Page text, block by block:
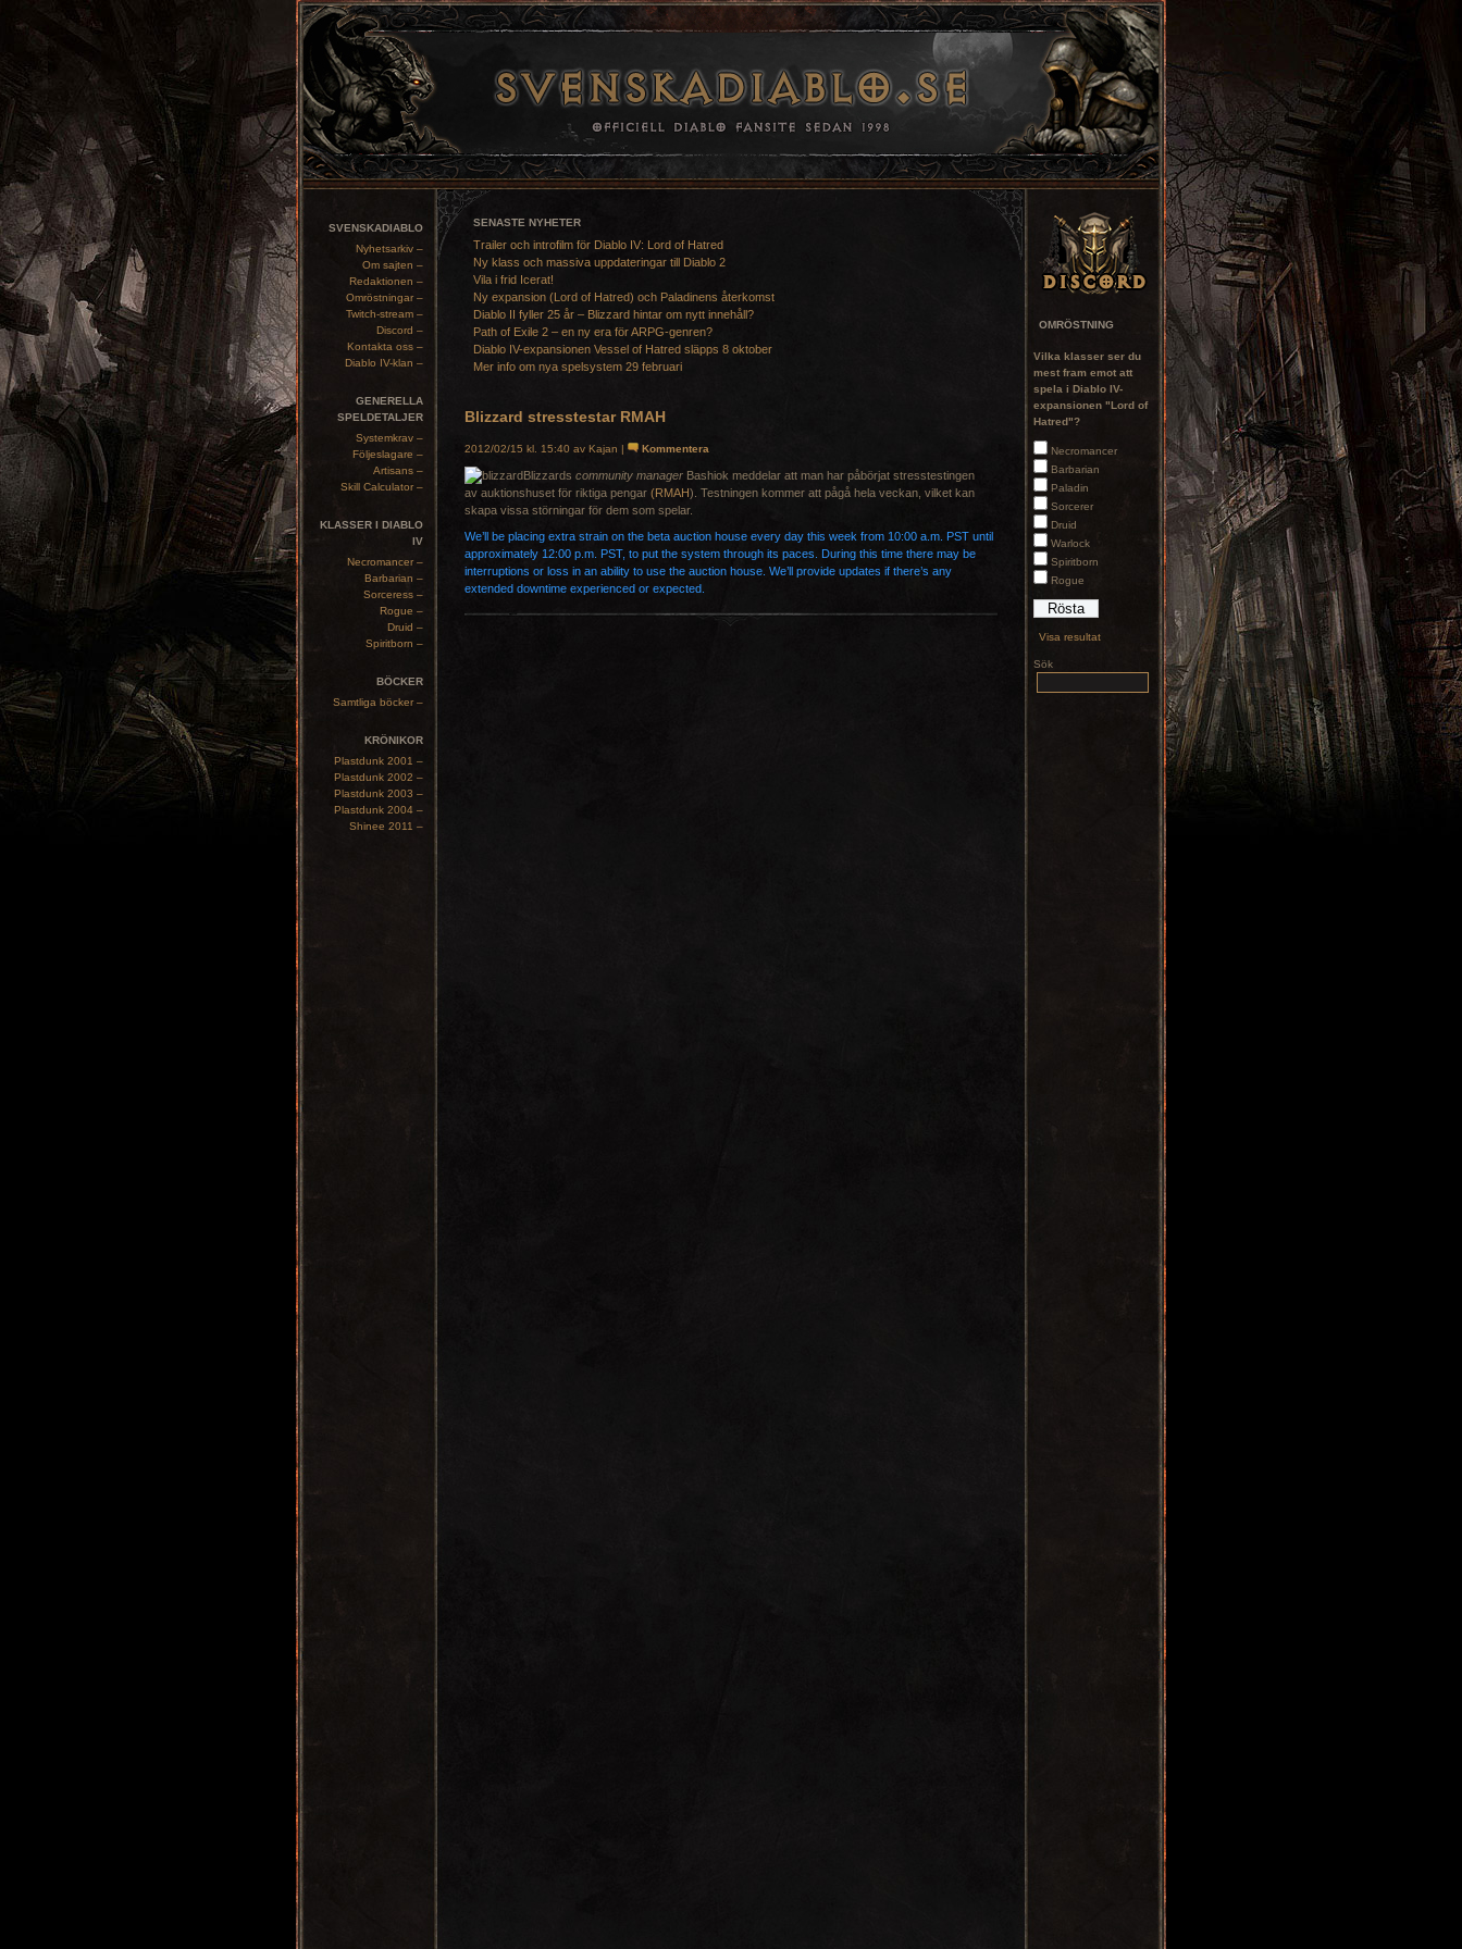
SVENSKADIABLO
Nyhetsarkiv –
Om sajten –
Redaktionen –
Omröstningar –
Twitch-stream –
Discord –
Kontakta oss –
Diablo IV-klan –
GENERELLA
SPELDETALJER
Systemkrav –
Följeslagare –
Artisans –
Skill Calculator –
KLASSER I DIABLO
IV
Necromancer –
Barbarian –
Sorceress –
Rogue –
Druid –
Spiritborn –
BÖCKER
Samtliga böcker –
KRÖNIKOR
Plastdunk 2001 –
Plastdunk 2002 –
Plastdunk 2003 –
Plastdunk 2004 –
Shinee 2011 –
SENASTE NYHETER
Trailer och introfilm för Diablo IV: Lord of Hatred
Ny klass och massiva uppdateringar till Diablo 2
Vila i frid Icerat!
Ny expansion (Lord of Hatred) och Paladinens återkomst
Diablo II fyller 25 år – Blizzard hintar om nytt innehåll?
Path of Exile 2 – en ny era för ARPG-genren?
Diablo IV-expansionen Vessel of Hatred släpps 8 oktober
Mer info om nya spelsystem 29 februari
OMRÖSTNING
Vilka klasser ser du
mest fram emot att
spela i Diablo IV-
expansionen "Lord of
Hatred"?
Necromancer
Barbarian
Paladin
Sorcerer
Druid
Warlock
Spiritborn
Rogue
Visa resultat
Sök
Blizzard stresstestar RMAH
2012/02/15 kl. 15:40 av Kajan | Kommentera
Blizzards community manager Bashiok meddelar att man har påbörjat stresstestingen
av auktionshuset för riktiga pengar (RMAH). Testningen kommer att pågå hela veckan, vilket kan
skapa vissa störningar för dem som spelar.
We’ll be placing extra strain on the beta auction house every day this week from 10:00 a.m. PST until
approximately 12:00 p.m. PST, to put the system through its paces. During this time there may be
interruptions or loss in an ability to use the auction house. We’ll provide updates if there’s any
extended downtime experienced or expected.